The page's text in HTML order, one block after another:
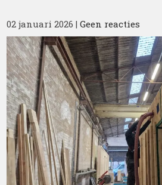
02 januari 2026 |Geen reacties